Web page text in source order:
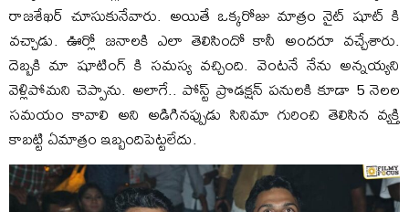
రాజశేఖర్ చూసుకునేవారు. అయితే ఒక్కరోజు మాత్రం నైట్ షూట్ కి
వచ్చాడు. ఊర్లో జనాలకి ఎలా తెలిసిందో కానీ అందరూ వచ్చేశారు.
దెబ్బకి మా షూటింగ్ కి సమస్య వచ్చింది. వెంటనే నేను అన్నయ్యని
వెళ్లిపోమని చెప్పాను. అలాగే.. పోస్ట్ ప్రొడక్షన్ పనులకి కూడా 5 నెలల
సమయం కావాలి అని అడిగినప్పుడు సినిమా గురించి తెలిసిన వ్యక్తి
కాబట్టి ఏమాత్రం ఇబ్బందిపెట్టలేదు.